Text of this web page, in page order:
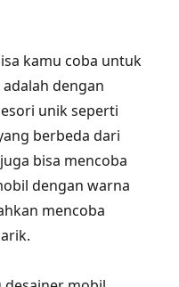
kamu coba untuk
dengan
unik seperti
berbeda dari
bisa mencoba
dengan warna
mencoba